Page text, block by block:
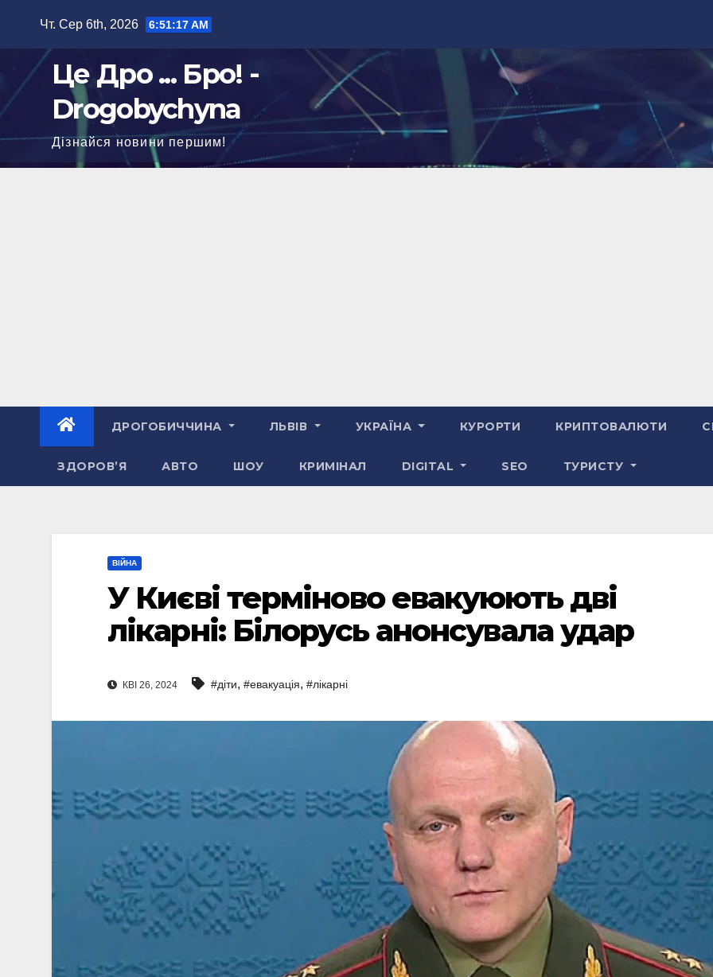
Чт. Сер 6th, 2026 6:51:18 AM
Це Дро ... Бро! -
Drogobychyna
Дізнайся новини першим!
ДРОГОБИЧЧИНА ЛЬВІВ УКРАЇНА КУРОРТИ КРИПТОВАЛЮТИ
ЗДОРОВ’Я АВТО ШОУ КРИМІНАЛ DIGITAL SEO ТУРИСТУ
ВІЙНА
У Києві терміново евакуюють дві
лікарні: Білорусь анонсувала удар
КВІ 26, 2024 #діти, #евакуація, #лікарні